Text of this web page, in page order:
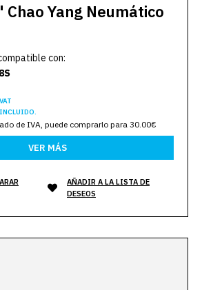
Chao Yang Neumático
con:
VAT
INCLUIDO.
de IVA, puede comprarlo para 30.00€
VER MÁS
AÑADIR A LA LISTA DE
DESEOS